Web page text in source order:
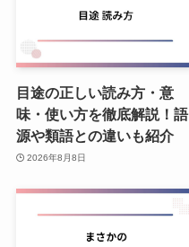
目途の正しい読み方・意
味・使い方を徹底解説！語
源や類語との違いも紹介
2026年8月8日